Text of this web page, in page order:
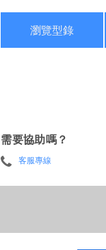
瀏覽型錄
需要協助嗎？
客服專線